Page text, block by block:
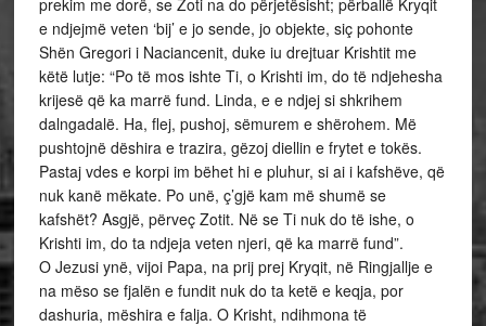
prekim me dorë, se Zoti na do përjetësisht; përballë Kryqit
e ndjejmë veten ‘bij’ e jo sende, jo objekte, siç pohonte
Shën Gregori i Naciancenit, duke iu drejtuar Krishtit me
këtë lutje: “Po të mos ishte Ti, o Krishti im, do të ndjehesha
krijesë që ka marrë fund. Linda, e e ndjej si shkrihem
dalngadalë. Ha, flej, pushoj, sëmurem e shërohem. Më
pushtojnë dëshira e trazira, gëzoj diellin e frytet e tokës.
Pastaj vdes e korpi im bëhet hi e pluhur, si ai i kafshëve, që
nuk kanë mëkate. Po unë, ç’gjë kam më shumë se
kafshët? Asgjë, përveç Zotit. Në se Ti nuk do të ishe, o
Krishti im, do ta ndjeja veten njeri, që ka marrë fund”.
O Jezusi ynë, vijoi Papa, na prij prej Kryqit, në Ringjallje e
na mëso se fjalën e fundit nuk do ta ketë e keqja, por
dashuria, mëshira e falja. O Krisht, ndihmona të